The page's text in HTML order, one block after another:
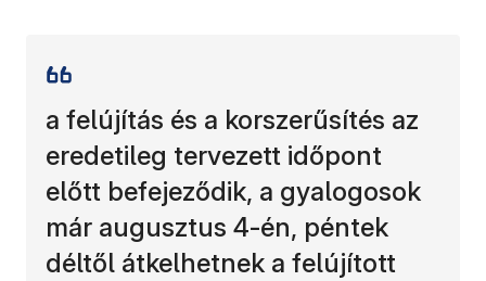
a felújítás és a korszerűsítés az
eredetileg tervezett időpont
előtt befejeződik, a gyalogosok
már augusztus 4-én, péntek
déltől átkelhetnek a felújított